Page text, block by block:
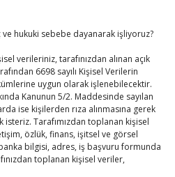
hukuki sebebe dayanarak işliyoruz?
verileriniz, tarafınızdan alınan açık
6698 sayılı Kişisel Verilerin
uygun olarak işlenebilecektir.
Kanunun 5/2. Maddesinde sayılan
ise kişilerden rıza alınmasına gerek
isteriz. Tarafımızdan toplanan kişisel
özlük, finans, işitsel ve görsel
bilgisi, adres, iş başvuru formunda
toplanan kişisel veriler,
Rektörü Prof. Dr.